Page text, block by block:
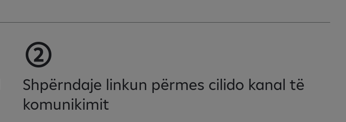
Shpërndaje linkun përmes cilido kanal të
komunikimit